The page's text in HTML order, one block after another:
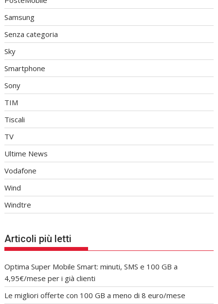
Samsung
Senza categoria
Sky
Smartphone
Sony
TIM
Tiscali
TV
Ultime News
Vodafone
Wind
Windtre
Articoli più letti
Optima Super Mobile Smart: minuti, SMS e 100 GB a
4,95€/mese per i già clienti
Le migliori offerte con 100 GB a meno di 8 euro/mese